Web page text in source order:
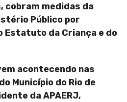
medidas da
Público por
Estatuto da Criança e do
acontecendo nas
Município do Rio de
da APAERJ,